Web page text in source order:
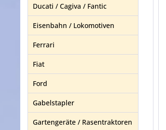
Ducati / Cagiva / Fantic
Eisenbahn / Lokomotiven
Ferrari
Fiat
Ford
Gabelstapler
Gartengeräte / Rasentraktoren